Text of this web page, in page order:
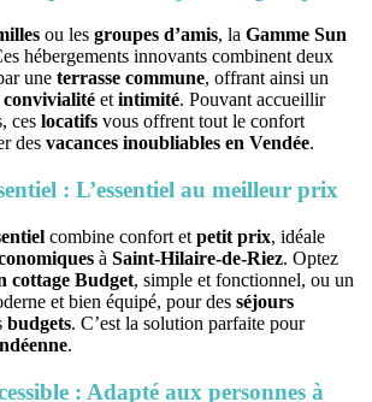
ou les groupes d’amis, la Gamme Sun
hébergements innovants combinent deux
une terrasse commune, offrant ainsi un
convivialité et intimité. Pouvant accueillir
ces locatifs vous offrent tout le confort
des vacances inoubliables en Vendée.
: L’essentiel au meilleur prix
combine confort et petit prix, idéale
à Saint-Hilaire-de-Riez. Optez
cottage Budget, simple et fonctionnel, ou un
et bien équipé, pour des séjours
budgets. C’est la solution parfaite pour
.
: Adapté aux personnes à